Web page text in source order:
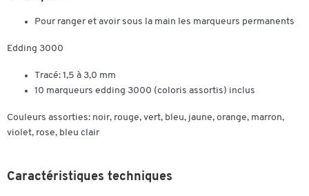
Pour ranger et avoir sous la main les marqueurs permanents
Edding 3000
Tracé: 1,5 à 3,0 mm
10 marqueurs edding 3000 (coloris assortis) inclus
Couleurs assorties: noir, rouge, vert, bleu, jaune, orange, marron,
violet, rose, bleu clair
Caractéristiques techniques